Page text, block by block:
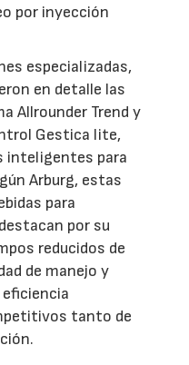
por inyección
especializadas,
en detalle las
Allrounder Trend y
Gestica lite,
inteligentes para
Arburg, estas
para
por su
reducidos de
de manejo y
tanto de